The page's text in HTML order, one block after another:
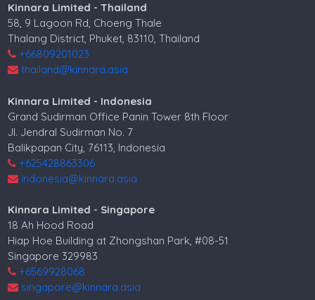
Kinnara Limited - Thailand
58, 9 Lagoon Rd, Choeng Thale
Thalang District, Phuket, 83110, Thailand
+66809201023
thailand@kinnara.asia
Kinnara Limited - Indonesia
Grand Sudirman Office Panin Tower 8th Floor
Jl. Jendral Sudirman No. 7
Balikpapan City, 76113, Indonesia
+625428863306
indonesia@kinnara.asia
Kinnara Limited - Singapore
18 Ah Hood Road
Hiap Hoe Building at Zhongshan Park, #08-51
Singapore 329983
+6569928068
singapore@kinnara.asia